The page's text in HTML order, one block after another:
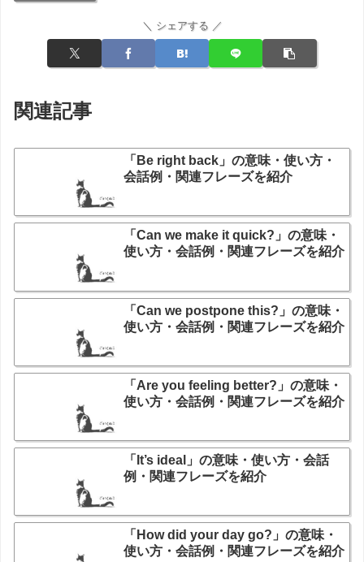
＼ シェアする ／
関連記事
「Be right back」の意味・使い方・
会話例・関連フレーズを紹介
「Can we make it quick?」の意味・
使い方・会話例・関連フレーズを紹介
「Can we postpone this?」の意味・
使い方・会話例・関連フレーズを紹介
「Are you feeling better?」の意味・
使い方・会話例・関連フレーズを紹介
「It’s ideal」の意味・使い方・会話
例・関連フレーズを紹介
「How did your day go?」の意味・
使い方・会話例・関連フレーズを紹介